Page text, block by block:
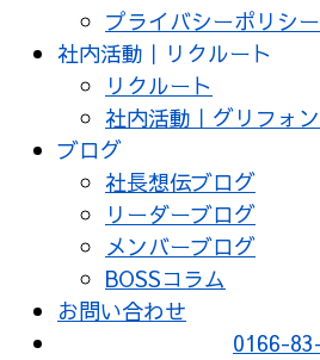
プライバシーポリシー
社内活動｜リクルート
リクルート
社内活動｜グリフォ
ブログ
社長想伝ブログ
リーダーブログ
メンバーブログ
BOSSコラム
お問い合わせ
0166-